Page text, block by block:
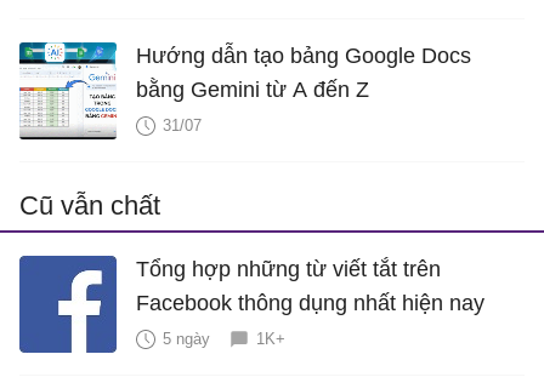
Hướng dẫn tạo bảng Google Docs
bằng Gemini từ A đến Z
31/07
Cũ vẫn chất
Tổng hợp những từ viết tắt trên
Facebook thông dụng nhất hiện nay
5 ngày 1K+